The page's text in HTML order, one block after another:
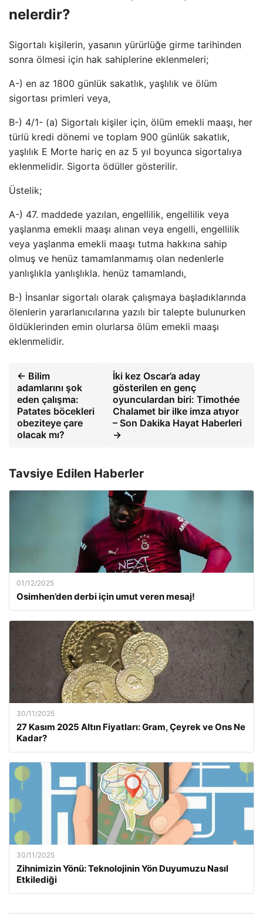
nelerdir?
Sigortalı kişilerin, yasanın yürürlüğe girme tarihinden
sonra ölmesi için hak sahiplerine eklenmeleri;
A-) en az 1800 günlük sakatlık, yaşlılık ve ölüm
sigortası primleri veya,
B-) 4/1- (a) Sigortalı kişiler için, ölüm emekli maaşı, her
türlü kredi dönemi ve toplam 900 günlük sakatlık,
yaşlılık E Morte hariç en az 5 yıl boyunca sigortalıya
eklenmelidir. Sigorta ödüller gösterilir.
Üstelik;
A-) 47. maddede yazılan, engellilik, engellilik veya
yaşlanma emekli maaşı alınan veya engelli, engellilik
veya yaşlanma emekli maaşı tutma hakkına sahip
olmuş ve henüz tamamlanmamış olan nedenlerle
yanlışlıkla yanlışlıkla. henüz tamamlandı,
B-) İnsanlar sigortalı olarak çalışmaya başladıklarında
ölenlerin yararlanıcılarına yazılı bir talepte bulunurken
öldüklerinden emin olurlarsa ölüm emekli maaşı
eklenmelidir.
← Bilim
adamlarını şok
eden çalışma:
Patates böcekleri
obeziteye çare
olacak mı?
İki kez Oscar’a aday
gösterilen en genç
oyunculardan biri: Timothée
Chalamet bir ilke imza atıyor
– Son Dakika Hayat Haberleri
→
Tavsiye Edilen Haberler
01/12/2025
Osimhen’den derbi için umut veren mesaj!
30/11/2025
27 Kasım 2025 Altın Fiyatları: Gram, Çeyrek ve Ons Ne
Kadar?
30/11/2025
Zihnimizin Yönü: Teknolojinin Yön Duyumuzu Nasıl
Etkilediği